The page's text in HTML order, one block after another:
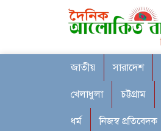
জাতীয় সারাদেশ
খেলাধুলা চট্টগ্রাম
ধর্ম নিজস্ব প্রতিবেদক